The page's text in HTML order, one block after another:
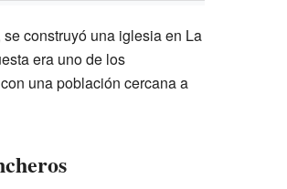
construyó una iglesia en La
era uno de los
una población cercana a